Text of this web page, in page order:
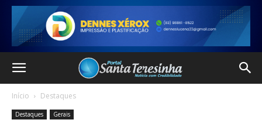
Início Destaques
Destaques Gerais